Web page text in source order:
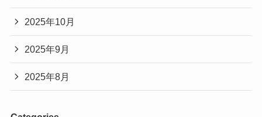
2025年10月
2025年9月
2025年8月